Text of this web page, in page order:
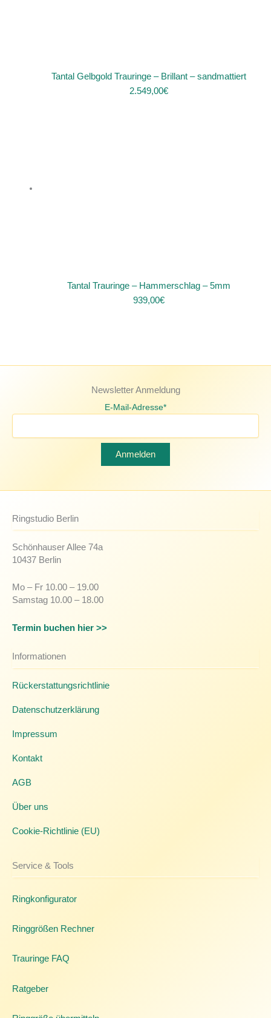
Tantal Gelbgold Trauringe – Brillant – sandmattiert
2.549,00€
Tantal Trauringe – Hammerschlag – 5mm
939,00€
Newsletter Anmeldung
E-Mail-Adresse*
Ringstudio Berlin
Schönhauser Allee 74a
10437 Berlin
Mo – Fr 10.00 – 19.00
Samstag 10.00 – 18.00
Termin buchen hier >>
Informationen
Rückerstattungsrichtlinie
Datenschutzerklärung
Impressum
Kontakt
AGB
Über uns
Cookie-Richtlinie (EU)
Service & Tools
Ringkonfigurator
Ringgrößen Rechner
Trauringe FAQ
Ratgeber